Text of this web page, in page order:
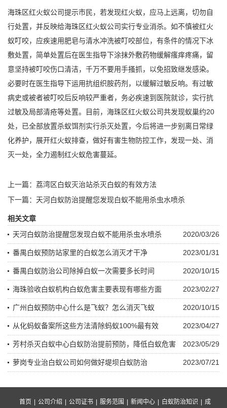
海珠区红火蚁公司提示市民，若发现红火蚁，应马上远离，切勿自
行处置，并反映给海珠区红火蚁公司实行专业消杀。如不慎被红火
蚁叮咬，应疾速用肥皂与清水冲洗被叮咬部位，有条件的情况下冰
敷处置，简单处置后在医生指导下涂抹外敷药物缓解瘙痒疼痛，留
意坚持被叮咬伤口清洁，千万不要用手搔抓，以免招致继发感染。
必要时在医生指导下运用抗组织胺药剂，以缓解过敏反响。有过敏
病史或被者被叮咬后反响较严重者，务必疾速到医院就诊，实行抗
过敏及局部清疮等处置。目前，海珠区红火蚁公司共发现蚁巢约20
处，已全部放置杀蚁饵剂实行杀灭处置，今后将进一步别离日常绿
化养护，展开红火蚁排查，做好有害生物防控工作，发现一处、消
灭一处，全力遏制红火蚁危害蔓延。
上一篇： 荔湾区白蚁灭治站杀灭白蚁的有效方法
下一篇： 天河白蚁防治提醒您发现白蚁不能用杀虫水喷杀
相关文章
2020/03/26
天河白蚁防治提醒您发现白蚁不能用杀虫水喷杀
2023/01/31
番禺白蚁预防站家里的白蚁怎么消灭才干净
2020/10/15
番禺白蚁防治公司除掉白蚁一次需要多长时间
2023/02/27
海珠验收白蚁机构白蚁危害主要表现有哪些方面
2020/10/15
广州白蚁预防中心什么是飞蚁？怎么消灭飞蚁
2023/04/27
从化蚂蚁备案所这些方法清除蚂蚁100%最有效
2023/05/29
芳村杀灭白蚁中心白蚁防治提前预防，降低白蚁危害
2023/07/21
萝岗专业治白蚁公司如何做好堤坝白蚁防治
首页 | 公司介绍 | 公司证书 | 服务范围 | 新闻中心 | 白蚁防治知识 | 成